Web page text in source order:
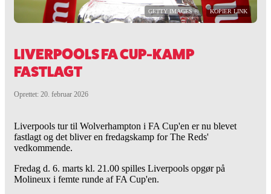
GETTY IMAGES © KOPIER LINK
LIVERPOOLS FA CUP-KAMP
FASTLAGT
Oprettet: 20. februar 2026
Liverpools tur til Wolverhampton i FA Cup'en er nu blevet
fastlagt og det bliver en fredagskamp for The Reds'
vedkommende.
Fredag d. 6. marts kl. 21.00 spilles Liverpools opgør på
Molineux i femte runde af FA Cup'en.